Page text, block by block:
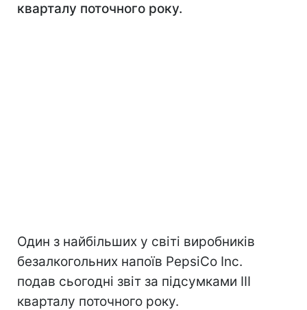
кварталу поточного року.
Один з найбільших у світі виробників
безалкогольних напоїв PepsiСo Inc.
подав сьогодні звіт за підсумками III
кварталу поточного року.